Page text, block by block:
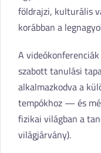
földrajzi, kulturális
korábban a
A
szabott tanulási
alkalmazkodva a
tempókhoz — és
fizikai világban a
világjárvány).